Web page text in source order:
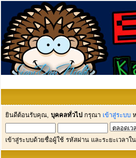
ยินดีต้อนรับคุณ, บุคคลทั่วไป กรุณา เข้าสู่ระบบ
เข้าสู่ระบบด้วยชื่อผู้ใช้ รหัสผ่าน และระยะเวลาใ